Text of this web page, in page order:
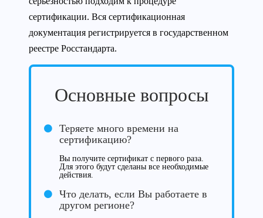
сертификации. Вся сертификационная
документация регистрируется в государственном
реестре Росстандарта.
Основные вопросы
Теряете много времени на
сертификацию?
Вы получите сертификат с первого раза.
Для этого будут сделаны все необходимые
действия.
Что делать, если Вы работаете в
другом регионе?